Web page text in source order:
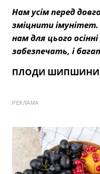
Нам усім перед
зміцнити
нам для цього
забезпечать, і
ПЛОДИ ШИПШИНИ
РЕКЛАМА